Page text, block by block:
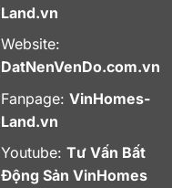
Land.vn
Website:
DatNenVenDo.com.vn
Fanpage: VinHomes-
Land.vn
Youtube: Tư Vấn Bất
Động Sản VinHomes